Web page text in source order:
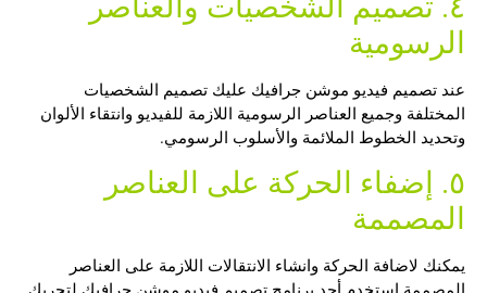
الرسومية
عند تصميم فيديو موشن جرافيك عليك تصميم الشخصيات
المختلفة وجميع العناصر الرسومية اللازمة للفيديو وانتقاء الألوان
وتحديد الخطوط الملائمة والأسلوب الرسومي.
٥. إضفاء الحركة على العناصر
المصممة
يمكنك لاضافة الحركة وانشاء الانتقالات اللازمة على العناصر